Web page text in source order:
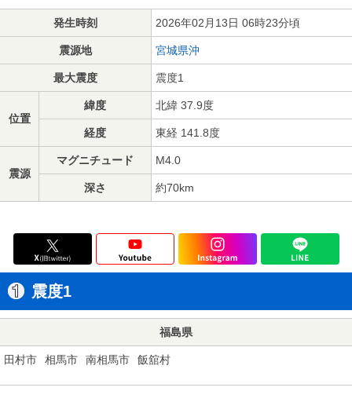
発生時刻 2026年02月13日 06時23分頃
震源地 宮城県沖
最大震度 震度1
位置
緯度 北緯 37.9度
経度 東経 141.8度
震源
マグニチュード M4.0
深さ 約70km
震度1
福島県
田村市 相馬市 南相馬市 飯舘村